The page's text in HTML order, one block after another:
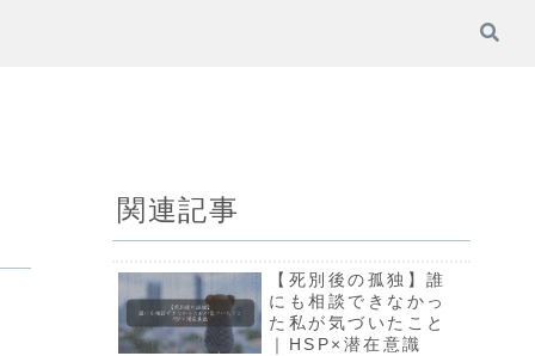
関連記事
【死別後の孤独】誰
にも相談できなかっ
た私が気づいたこと
｜HSP×潜在意識